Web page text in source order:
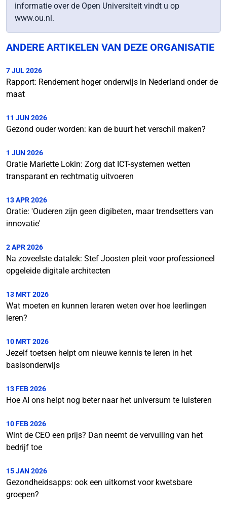
informatie over de Open Universiteit vindt u op
www.ou.nl.
ANDERE ARTIKELEN VAN DEZE ORGANISATIE
7 JUL 2026
Rapport: Rendement hoger onderwijs in Nederland onder de
maat
11 JUN 2026
Gezond ouder worden: kan de buurt het verschil maken?
1 JUN 2026
Oratie Mariette Lokin: Zorg dat ICT-systemen wetten
transparant en rechtmatig uitvoeren
13 APR 2026
Oratie: 'Ouderen zijn geen digibeten, maar trendsetters van
innovatie'
2 APR 2026
Na zoveelste datalek: Stef Joosten pleit voor professioneel
opgeleide digitale architecten
13 MRT 2026
Wat moeten en kunnen leraren weten over hoe leerlingen
leren?
10 MRT 2026
Jezelf toetsen helpt om nieuwe kennis te leren in het
basisonderwijs
13 FEB 2026
Hoe AI ons helpt nog beter naar het universum te luisteren
10 FEB 2026
Wint de CEO een prijs? Dan neemt de vervuiling van het
bedrijf toe
15 JAN 2026
Gezondheidsapps: ook een uitkomst voor kwetsbare
groepen?